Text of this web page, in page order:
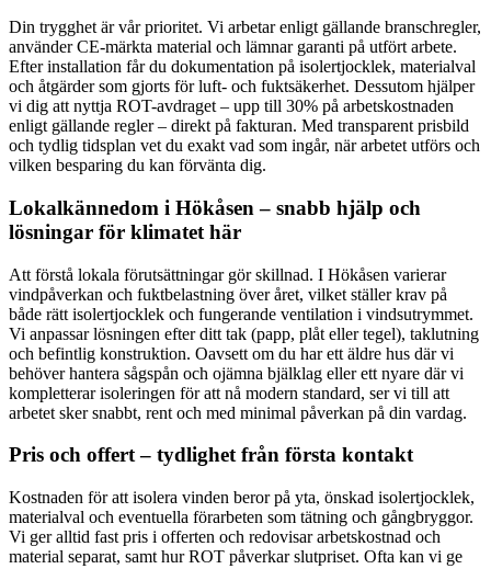
Din trygghet är vår prioritet. Vi arbetar enligt gällande branschregler,
använder CE-märkta material och lämnar garanti på utfört arbete.
Efter installation får du dokumentation på isolertjocklek, materialval
och åtgärder som gjorts för luft- och fuktsäkerhet. Dessutom hjälper
vi dig att nyttja ROT-avdraget – upp till 30% på arbetskostnaden
enligt gällande regler – direkt på fakturan. Med transparent prisbild
och tydlig tidsplan vet du exakt vad som ingår, när arbetet utförs och
vilken besparing du kan förvänta dig.
Lokalkännedom i Hökåsen – snabb hjälp och
lösningar för klimatet här
Att förstå lokala förutsättningar gör skillnad. I Hökåsen varierar
vindpåverkan och fuktbelastning över året, vilket ställer krav på
både rätt isolertjocklek och fungerande ventilation i vindsutrymmet.
Vi anpassar lösningen efter ditt tak (papp, plåt eller tegel), taklutning
och befintlig konstruktion. Oavsett om du har ett äldre hus där vi
behöver hantera sågspån och ojämna bjälklag eller ett nyare där vi
kompletterar isoleringen för att nå modern standard, ser vi till att
arbetet sker snabbt, rent och med minimal påverkan på din vardag.
Pris och offert – tydlighet från första kontakt
Kostnaden för att isolera vinden beror på yta, önskad isolertjocklek,
materialval och eventuella förarbeten som tätning och gångbryggor.
Vi ger alltid fast pris i offerten och redovisar arbetskostnad och
material separat, samt hur ROT påverkar slutpriset. Ofta kan vi ge